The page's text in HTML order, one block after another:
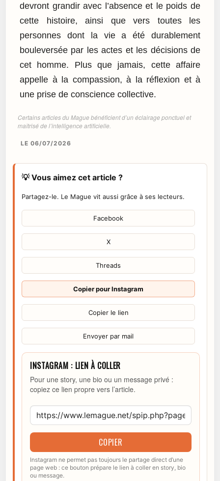
devront grandir avec l’absence et le poids de
cette histoire, ainsi que vers toutes les
personnes dont la vie a été durablement
bouleversée par les actes et les décisions de
cet homme. Plus que jamais, cette affaire
appelle à la compassion, à la réflexion et à
une prise de conscience collective.
Certains articles du Mague bénéficient d’un éclairage ponctuel et
maîtrisé de l’intelligence artificielle.
LE 06/07/2026
💡 Vous aimez cet article ?
Partagez-le. Le Mague vit aussi grâce à ses lecteurs.
Facebook
X
Threads
Copier pour Instagram
Copier le lien
Envoyer par mail
INSTAGRAM : LIEN À COLLER
Pour une story, une bio ou un message privé :
copiez ce lien propre vers l’article.
COPIER
Instagram ne permet pas toujours le partage direct d’une
page web : ce bouton prépare le lien à coller en story, bio
ou message.